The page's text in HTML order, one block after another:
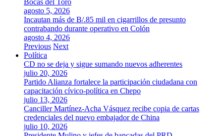
Bocas del Toro
agosto 5, 2026
Incautan más de B/.85 mil en cigarrillos de presunto
contrabando durante operativo en Colón
agosto 4, 2026
Previous Next
Política
CD no se deja y sigue sumando nuevos adherentes
julio 20, 2026
Partido Alianza fortalece la participación ciudadana con
capacitación cívico-política en Chepo
julio 13, 2026
Canciller Martínez-Acha Vásquez recibe copia de cartas
credenciales del nuevo embajador de China
julio 10, 2026